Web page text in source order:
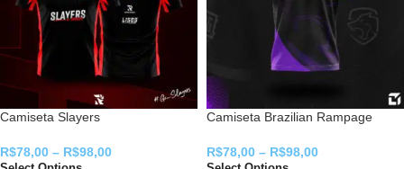
Camiseta Slayers
R$78,00 – R$98,00
Camiseta Brazilian Rampage
R$78,00 – R$98,00